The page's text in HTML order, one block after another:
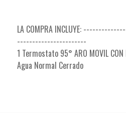
LA COMPRA INCLUYE:
-----------------------
1 Termostato 95° ARO MOVIL
Agua Normal Cerrado